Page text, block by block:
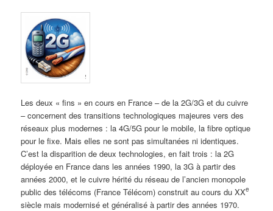
Les deux « fins » en cours en France – de la 2G/3G et du cuivre
– concernent des transitions technologiques majeures vers des
réseaux plus modernes : la 4G/5G pour le mobile, la fibre optique
pour le fixe. Mais elles ne sont pas simultanées ni identiques.
C’est la disparition de deux technologies, en fait trois : la 2G
déployée en France dans les années 1990, la 3G à partir des
années 2000, et le cuivre hérité du réseau de l’ancien monopole
public des télécoms (France Télécom) construit au cours du XXe
siècle mais modernisé et généralisé à partir des années 1970.